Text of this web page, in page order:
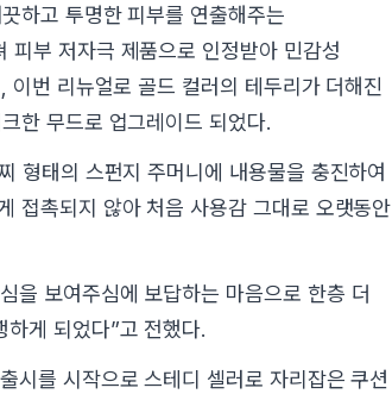
하고 투명한 피부를 연출해주는
피부 저자극 제품으로 인정받아 민감성
번 리뉴얼로 골드 컬러의 테두리가 더해진
한 무드로 업그레이드 되었다.
형태의 스펀지 주머니에 내용물을 충진하여
접촉되지 않아 처음 사용감 그대로 오랫동안
을 보여주심에 보답하는 마음으로 한층 더
게 되었다”고 전했다.
시를 시작으로 스테디 셀러로 자리잡은 쿠션